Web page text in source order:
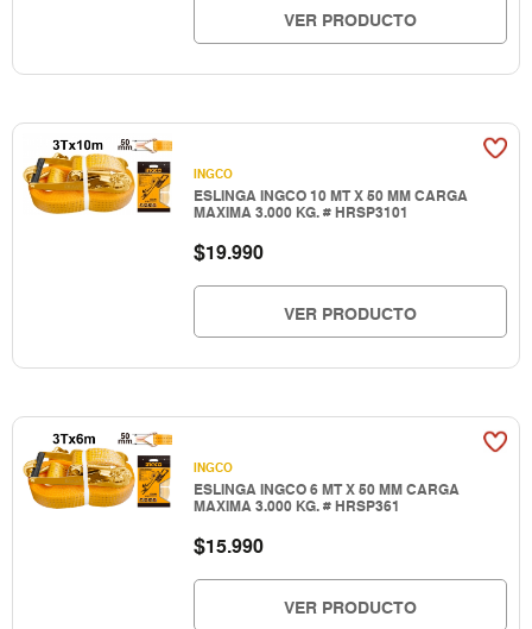
VER PRODUCTO
INGCO
ESLINGA INGCO 10 MT X 50 MM CARGA
MAXIMA 3.000 KG. # HRSP3101
$19.990
VER PRODUCTO
INGCO
ESLINGA INGCO 6 MT X 50 MM CARGA
MAXIMA 3.000 KG. # HRSP361
$15.990
VER PRODUCTO